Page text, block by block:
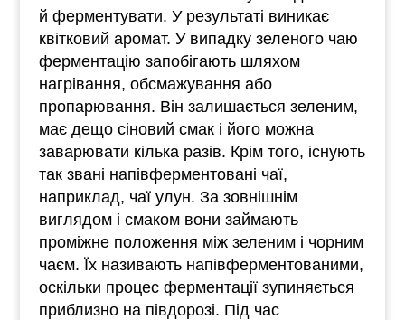
й ферментувати. У результаті виникає
квітковий аромат. У випадку зеленого чаю
ферментацію запобігають шляхом
нагрівання, обсмажування або
пропарювання. Він залишається зеленим,
має дещо сіновий смак і його можна
заварювати кілька разів. Крім того, існують
так звані напівферментовані чаї,
наприклад, чаї улун. За зовнішнім
виглядом і смаком вони займають
проміжне положення між зеленим і чорним
чаєм. Їх називають напівферментованими,
оскільки процес ферментації зупиняється
приблизно на півдорозі. Під час